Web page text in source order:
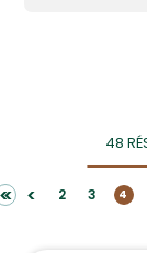
48
< 2 3 4